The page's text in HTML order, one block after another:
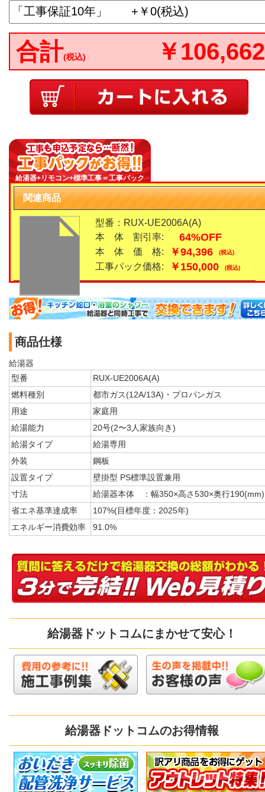
合計(税込) ￥106,662
給湯器+リモコン+標準工事＝工事パック
関連商品
型番：RUX-UE2006A(A)
本 体 割引率:
64%OFF
本 体 価 格: ￥94,396 (税込)
工事パック価格: ￥150,000 (税込)
商品仕様
給湯器
型番
RUX-UE2006A(A)
燃料種別
都市ガス(12A/13A)・プロパンガス
用途
家庭用
給湯能力
20号(2〜3人家族向き)
給湯タイプ
給湯専用
外装
鋼板
設置タイプ
壁掛型 PS標準設置兼用
寸法
給湯器本体 ：幅350×高さ530×奥行190(mm)
省エネ基準達成率
107%(目標年度：2025年)
エネルギー消費効率
91.0%
給湯器ドットコムにまかせて安心！
給湯器ドットコムのお得情報